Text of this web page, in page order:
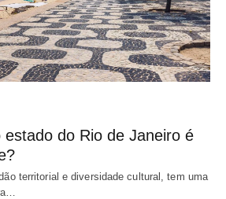
do Rio de Janeiro é
territorial e diversidade cultural, tem uma